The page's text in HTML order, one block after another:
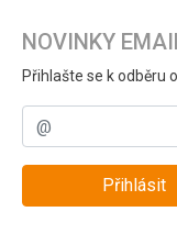
NOVINKY
Přihlašte se k odběru
Přihlásit